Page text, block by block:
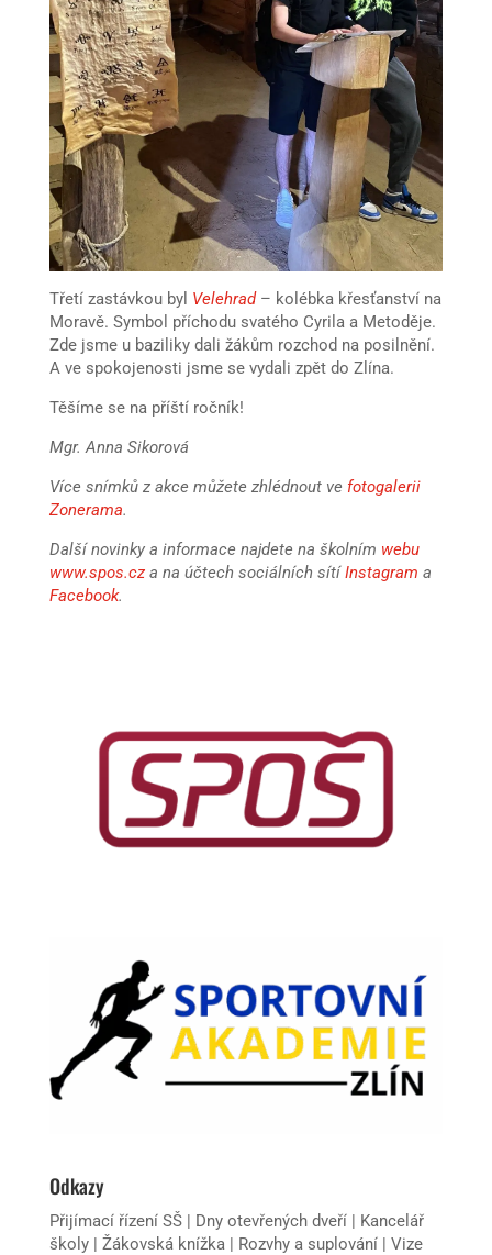
Třetí zastávkou byl Velehrad– kolébka křesťanství na
Moravě. Symbol příchodu svatého Cyrila a Metoděje.
Zde jsme u baziliky dali žákům rozchod na posilnění.
A ve spokojenosti jsme se vydali zpět do Zlína.
Těšíme se na příští ročník!
Mgr. Anna Sikorová
Více snímků z akce můžete zhlédnout ve fotogalerii
Zonerama.
Další novinky a informace najdete na školním webu
www.spos.cza na účtech sociálních sítíInstagram a
Facebook.
Odkazy
Přijímací řízení SŠ| Dny otevřených dveří| Kancelář
školy| Žákovská knížka| Rozvhy a suplování | Vize